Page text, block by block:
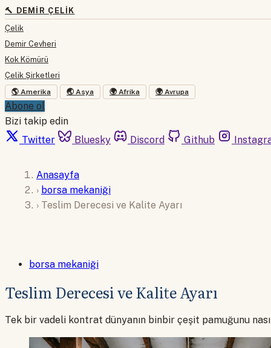
🔨 DEMIR ÇELIK
Çelik
Demir Cevheri
Kok Kömürü
Çelik Şirketleri
🌎 Amerika 🌏 Asya 🌍 Afrika 🌍 Avrupa
Abone ol
Bizi takip edin
Twitter
Bluesky Discord Github
Anasayfa
› borsa mekaniği
› Teslim Derecesi ve Kalite Ayarı
borsa mekaniği
Teslim Derecesi ve Kalite Ayarı
Tek bir vadeli kontrat dünyanın binbir çeşit pamuğunu